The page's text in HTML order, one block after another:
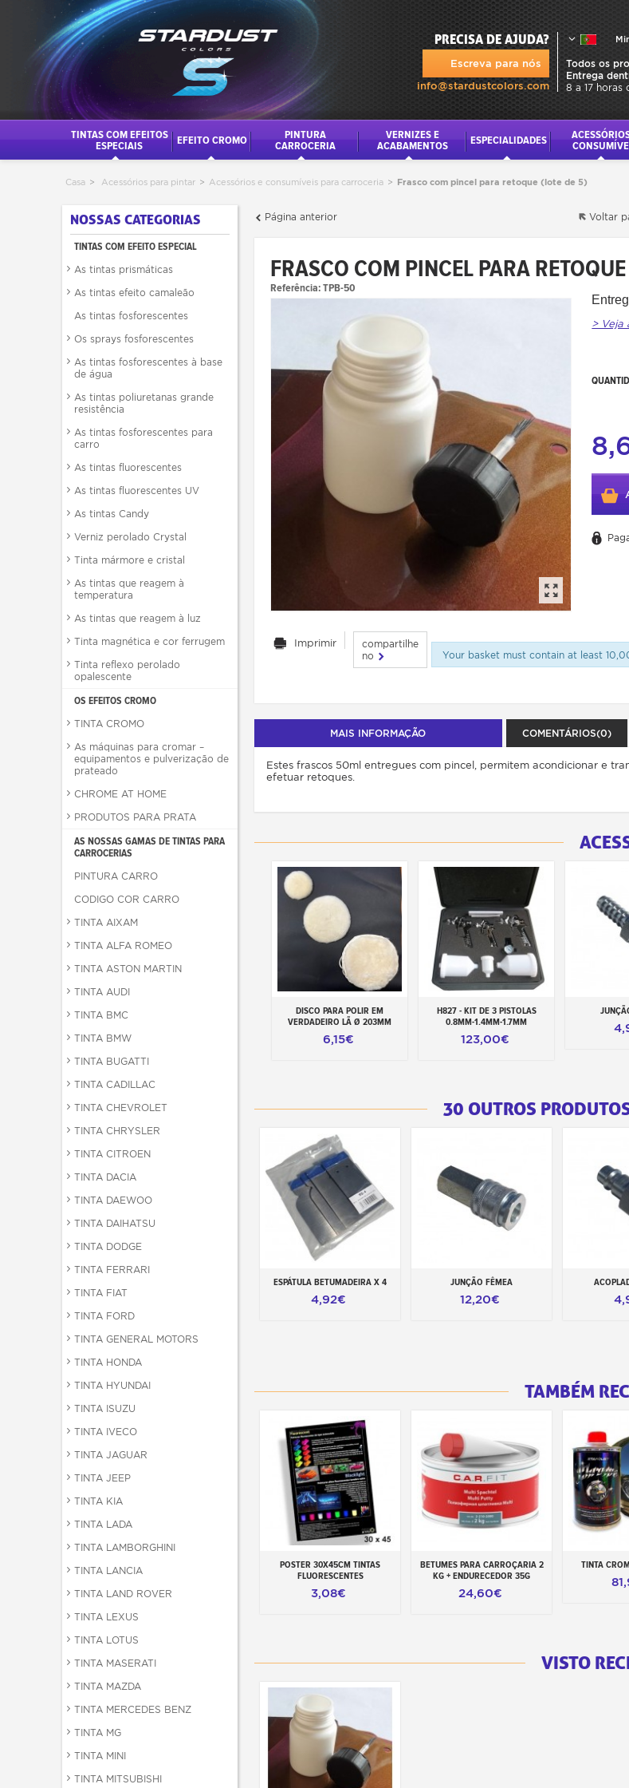
PRECISA DE AJUDA?
Escreva para nós
info@stardustcolors.com
Todos os
Entrega
8 a 17 horas
TINTAS COM EFEITOS
ESPECIAIS
EFEITO CROMO
PINTURA
CARROCERIA
VERNIZES E
ACABAMENTOS
ESPECIALIDADES
Casa > Acessórios para pintar > Acessórios e consumíveis para carroceria > Frasco com pincel para retoque (lote de 5)
NOSSAS CATEGORIAS
TINTAS COM EFEITO ESPECIAL
As tintas prismáticas
As tintas efeito camaleão
As tintas fosforescentes
Os sprays fosforescentes
As tintas fosforescentes à base
de água
As tintas poliuretanas grande
resistência
As tintas fosforescentes para
carro
As tintas fluorescentes
As tintas fluorescentes UV
As tintas Candy
Verniz perolado Crystal
Tinta mármore e cristal
As tintas que reagem à
temperatura
As tintas que reagem à luz
Tinta magnética e cor ferrugem
Tinta reflexo perolado
opalescente
OS EFEITOS CROMO
TINTA CROMO
As máquinas para cromar –
equipamentos e pulverização de
prateado
CHROME AT HOME
PRODUTOS PARA PRATA
AS NOSSAS GAMAS DE TINTAS PARA
CARROCERIAS
PINTURA CARRO
CODIGO COR CARRO
TINTA AIXAM
TINTA ALFA ROMEO
TINTA ASTON MARTIN
TINTA AUDI
TINTA BMC
TINTA BMW
TINTA BUGATTI
TINTA CADILLAC
TINTA CHEVROLET
TINTA CHRYSLER
TINTA CITROEN
TINTA DACIA
TINTA DAEWOO
TINTA DAIHATSU
TINTA DODGE
TINTA FERRARI
TINTA FIAT
TINTA FORD
TINTA GENERAL MOTORS
TINTA HONDA
TINTA HYUNDAI
TINTA ISUZU
TINTA IVECO
TINTA JAGUAR
TINTA JEEP
TINTA KIA
TINTA LADA
TINTA LAMBORGHINI
TINTA LANCIA
TINTA LAND ROVER
TINTA LEXUS
TINTA LOTUS
TINTA MASERATI
TINTA MAZDA
TINTA MERCEDES BENZ
TINTA MG
TINTA MINI
TINTA MITSUBISHI
Página anterior Voltar
FRASCO COM PINCEL PARA
Referência:TPB-50
> Veja
Imprimir
compartilhe
no
Your basket must contain at least
MAIS INFORMAÇÃO COMENTÁRIOS(0)
Estes frascos 50ml entregues com pincel, permitem acondicionar e
efetuar retoques.
Adicionar ao carrinho
DISCO PARA POLIR EM
VERDADEIRO LÃ Ø 203MM
6,15€
Adicionar ao carrinho
H827 - KIT DE 3 PISTOLAS
0.8MM-1.4MM-1.7MM
123,00€
Adicionar
30 OUTROS
Adicionar ao carrinho
ESPÁTULA BETUMADEIRA X 4
4,92€
Adicionar ao carrinho
JUNÇÃO FÊMEA
12,20€
Adicionar
TAMBÉM
Adicionar ao carrinho
POSTER 30X45CM TINTAS
FLUORESCENTES
3,08€
Adicionar ao carrinho
BETUMES PARA CARROÇARIA 2
KG + ENDURECEDOR 35G
24,60€
Adicionar
TINTA
VISTO